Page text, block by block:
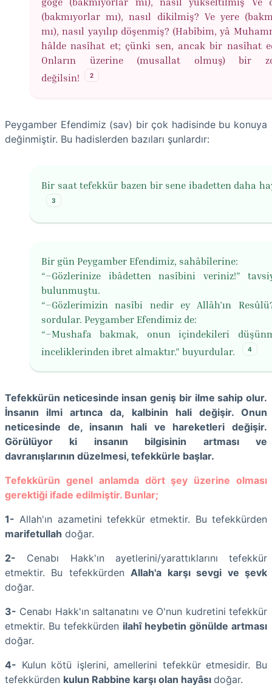
(bakmıyorlar mı), nasıl dikilmiş? Ve yere
mı), nasıl yayılıp döşenmiş? (Habîbim, yâ
hâlde nasîhat et; çünki sen, ancak bir nasîhat
Onların üzerine (musallat olmuş) bir
değilsin!
2
Peygamber Efendimiz (sav) bir çok hadisinde bu konuya
değinmiştir. Bu hadislerden bazıları şunlardır:
Bir saat tefekkür bazen bir sene ibadetten daha
3
Bir gün Peygamber Efendimiz, sahâbîlerine:
“–Gözlerinize ibâdetten nasîbini veriniz!”
bulunmuştu.
“–Gözlerimizin nasîbi nedir ey Allâh’ın
sordular. Peygamber Efendimiz de:
“–Mushafa bakmak, onun içindekileri
inceliklerinden ibret almaktır.” buyurdular.
4
Tefekkürün neticesinde insan geniş bir ilme sahip olur.
İnsanın ilmi artınca da, kalbinin hali değişir. Onun
neticesinde de, insanın hali ve hareketleri değişir.
Görülüyor ki insanın bilgisinin artması ve
davranışlarının düzelmesi, tefekkürle başlar.
Tefekkürün genel anlamda dört şey üzerine olması
gerektiği ifade edilmiştir. Bunlar;
1- Allah'ın azametini tefekkür etmektir. Bu tefekkürden
marifetullah doğar.
2- Cenabı Hakk'ın ayetlerini/yarattıklarını tefekkür
etmektir. Bu tefekkürdenAllah'a karşı sevgi ve şevk
doğar.
3- Cenabı Hakk'ın saltanatını ve O'nun kudretini tefekkür
etmektir. Bu tefekkürden ilahî heybetin gönülde artması
doğar.
4- Kulun kötü işlerini, amellerini tefekkür etmesidir. Bu
tefekkürden kulun Rabbine karşı olan hayâsı doğar.